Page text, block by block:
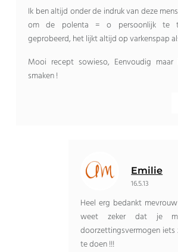
Ik ben altijd onder de indruk van deze
om de polenta = o persoonlijk te
geprobeerd, het lijkt altijd op varkenspap
Mooi recept sowieso, Eenvoudig
smaken !
Emilie
16.5.13
Heel erg bedankt
weet zeker dat je
doorzettingsvermogen
te doen !!!